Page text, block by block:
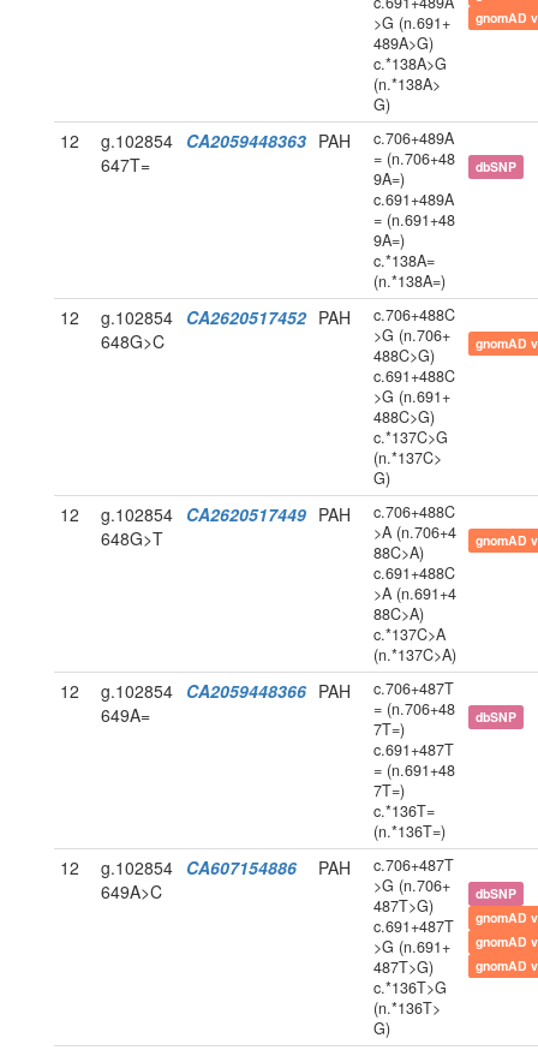
>G (n.691+
489A>G)
c.*138A>G
(n.*138A>
G)
gnomAD
12
g.102854
647T=
CA2059448363 PAH
c.706+489A
= (n.706+48
9A=)
c.691+489A
= (n.691+48
9A=)
c.*138A=
(n.*138A=)
dbSNP
12
g.102854
648G>C
CA2620517452 PAH
c.706+488C
>G (n.706+
488C>G)
c.691+488C
>G (n.691+
488C>G)
c.*137C>G
(n.*137C>
G)
gnomAD
12
g.102854
648G>T
CA2620517449 PAH
c.706+488C
>A (n.706+4
88C>A)
c.691+488C
>A (n.691+4
88C>A)
c.*137C>A
(n.*137C>A)
gnomAD
12
g.102854
649A=
CA2059448366 PAH
c.706+487T
= (n.706+48
7T=)
c.691+487T
= (n.691+48
7T=)
c.*136T=
(n.*136T=)
dbSNP
12
g.102854
649A>C
CA607154886 PAH
c.706+487T
>G (n.706+
487T>G)
c.691+487T
>G (n.691+
487T>G)
c.*136T>G
(n.*136T>
G)
dbSNP
gnomAD
gnomAD
gnomAD